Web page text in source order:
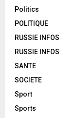
Politics
POLITIQUE
RUSSIE INFOS
RUSSIE INFOS
SANTE
SOCIETE
Sport
Sports